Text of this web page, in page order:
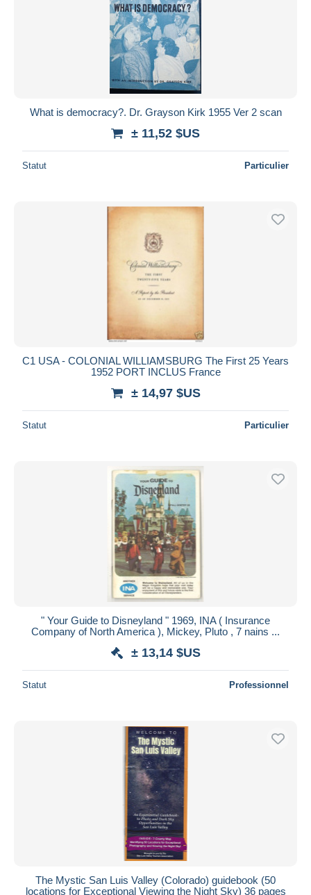
What is democracy?. Dr. Grayson Kirk 1955 Ver 2 scan
± 11,52 $US
Statut Particulier
C1 USA - COLONIAL WILLIAMSBURG The First 25 Years
1952 PORT INCLUS France
± 14,97 $US
Statut Particulier
" Your Guide to Disneyland " 1969, INA ( Insurance
Company of North America ), Mickey, Pluto , 7 nains ...
± 13,14 $US
Statut Professionnel
The Mystic San Luis Valley (Colorado) guidebook (50
locations for Exceptional Viewing the Night Sky) 36 pages